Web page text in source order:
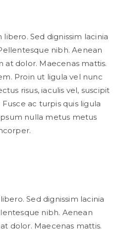
Sed dignissim lacinia
nibh. Aenean
at dolor. Maecenas mattis.
Proin ut ligula vel nunc
risus, iaculis vel, suscipit
Fusce ac turpis quis ligula
nulla metus metus
Sed dignissim lacinia
nibh. Aenean
dolor. Maecenas mattis.